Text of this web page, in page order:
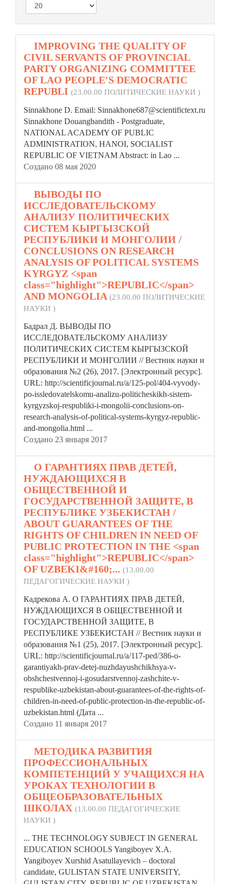
IMPROVING THE QUALITY OF
CIVIL SERVANTS OF PROVINCIAL
PARTY ORGANIZING COMMITTEE
OF LAO PEOPLE'S DEMOCRATIC
REPUBLI (23.00.00 ПОЛИТИЧЕСКИЕ НАУКИ )
Sinnakhone D. Email: Sinnakhone687@scientifictext.ru
Sinnakhone Douangbandith - Postgraduate,
NATIONAL ACADEMY OF PUBLIC
ADMINISTRATION, HANOI, SOCIALIST
REPUBLIC OF VIETNAM Abstract: in Lao ...
Создано 08 мая 2020
ВЫВОДЫ ПО
ИССЛЕДОВАТЕЛЬСКОМУ
АНАЛИЗУ ПОЛИТИЧЕСКИХ
СИСТЕМ КЫРГЫЗСКОЙ
РЕСПУБЛИКИ И МОНГОЛИИ /
CONCLUSIONS ON RESEARCH
ANALYSIS OF POLITICAL SYSTEMS
KYRGYZ <span
class="highlight">REPUBLIC</span>
AND MONGOLIA (23.00.00 ПОЛИТИЧЕСКИЕ
НАУКИ )
Бадрал Д. ВЫВОДЫ ПО
ИССЛЕДОВАТЕЛЬСКОМУ АНАЛИЗУ
ПОЛИТИЧЕСКИХ СИСТЕМ КЫРГЫЗСКОЙ
РЕСПУБЛИКИ И МОНГОЛИИ // Вестник науки и
образования №2 (26), 2017. [Электронный ресурс].
URL: http://scientificjournal.ru/a/125-pol/404-vyvody-
po-issledovatelskomu-analizu-politicheskikh-sistem-
kyrgyzskoj-respubliki-i-mongolii-conclusions-on-
research-analysis-of-political-systems-kyrgyz-republic-
and-mongolia.html ...
Создано 23 января 2017
О ГАРАНТИЯХ ПРАВ ДЕТЕЙ,
НУЖДАЮЩИХСЯ В
ОБЩЕСТВЕННОЙ И
ГОСУДАРСТВЕННОЙ ЗАЩИТЕ, В
РЕСПУБЛИКЕ УЗБЕКИСТАН /
ABOUT GUARANTEES OF THE
RIGHTS OF CHILDREN IN NEED OF
PUBLIC PROTECTION IN THE <span
class="highlight">REPUBLIC</span>
OF UZBEKI&#160;... (13.00.00
ПЕДАГОГИЧЕСКИЕ НАУКИ )
Кадрекова А. О ГАРАНТИЯХ ПРАВ ДЕТЕЙ,
НУЖДАЮЩИХСЯ В ОБЩЕСТВЕННОЙ И
ГОСУДАРСТВЕННОЙ ЗАЩИТЕ, В
РЕСПУБЛИКЕ УЗБЕКИСТАН // Вестник науки и
образования №1 (25), 2017. [Электронный ресурс].
URL: http://scientificjournal.ru/a/117-ped/386-o-
garantiyakh-prav-detej-nuzhdayushchikhsya-v-
obshchestvennoj-i-gosudarstvennoj-zashchite-v-
respublike-uzbekistan-about-guarantees-of-the-rights-of-
children-in-need-of-public-protection-in-the-republic-of-
uzbekistan.html (Дата ...
Создано 11 января 2017
МЕТОДИКА РАЗВИТИЯ
ПРОФЕССИОНАЛЬНЫХ
КОМПЕТЕНЦИЙ У УЧАЩИХСЯ НА
УРОКАХ ТЕХНОЛОГИИ В
ОБЩЕОБРАЗОВАТЕЛЬНЫХ
ШКОЛАХ (13.00.00 ПЕДАГОГИЧЕСКИЕ
НАУКИ )
... THE TECHNOLOGY SUBJECT IN GENERAL
EDUCATION SCHOOLS Yangiboyev Х.А.
Yangiboyev Xurshid Asatullayevich – doctoral
candidate, GULISTAN STATE UNIVERSITY,